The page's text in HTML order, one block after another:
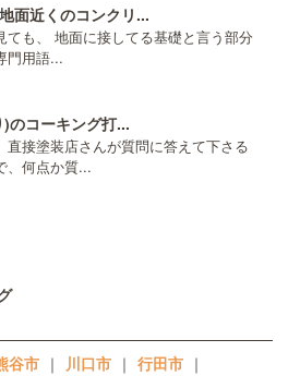
面近くのコンクリ...
ても、 地面に接してる基礎と言う部分
門用語...
のコーキング打...
直接塗装店さんが質問に答えて下さる
、何点か質...
谷市 ｜ 川口市 ｜ 行田市 ｜